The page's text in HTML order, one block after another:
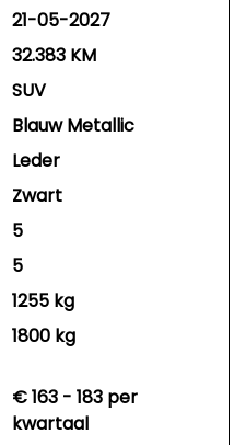
21-05-2027
32.383 KM
SUV
Blauw Metallic
Leder
Zwart
5
5
1255 kg
1800 kg
€ 163 - 183 per
kwartaal